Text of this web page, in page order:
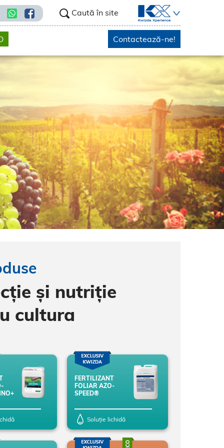
Caută în site
Contactează-ne!
Search
23 Mai 2022
și nutriție
cultura
FERTILIZANT
FOLIAR AZO-
SPEED®
Soluție lichidă